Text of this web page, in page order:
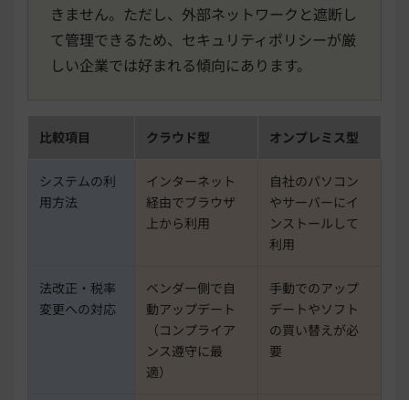
きません。ただし、外部ネットワークと遮断し
て管理できるため、セキュリティポリシーが厳
しい企業では好まれる傾向にあります。
比較項目 クラウド型 オンプレミス型
システムの利
用方法
インターネット
経由でブラウザ
上から利用
自社のパソコン
やサーバーにイ
ンストールして
利用
法改正・税率
変更への対応
ベンダー側で自
動アップデート
（コンプライア
ンス遵守に最
適）
手動でのアップ
デートやソフト
の買い替えが必
要